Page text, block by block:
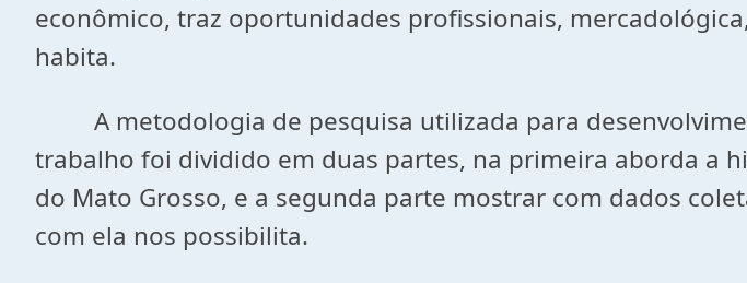
econômico, traz oportunidades profissionais,
habita.
A metodologia de pesquisa utilizada para
trabalho foi dividido em duas partes, na primeira aborda a
do Mato Grosso, e a segunda parte mostrar com dados
com ela nos possibilita.